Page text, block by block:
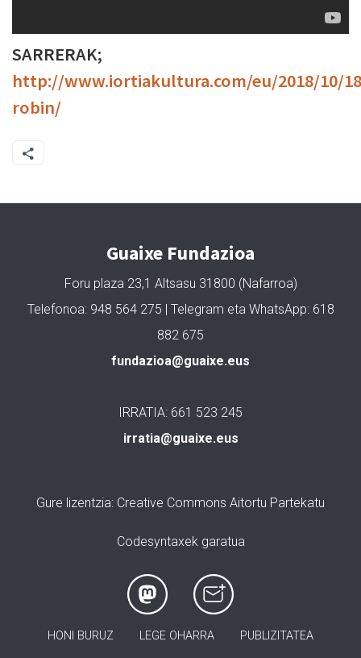
SARRERAK;
http://www.iortiakultura.com/eu/2018/10/
robin/
Guaixe Fundazioa
Foru plaza 23,1 Altsasu 31800 (Nafarroa)
Telefonoa: 948 564 275 | Telegram eta WhatsApp: 618
882 675
fundazioa@guaixe.eus
IRRATIA: 661 523 245
irratia@guaixe.eus
Gure lizentzia: Creative Commons Aitortu Partekatu
Codesyntaxek garatua
HONI BURUZ LEGE OHARRA PUBLIZITATEA